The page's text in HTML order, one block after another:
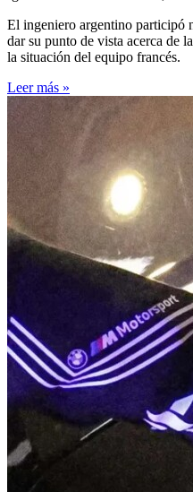
El ingeniero argentino participó
dar su punto de vista acerca de
la situación del equipo francés.
Leer más »